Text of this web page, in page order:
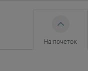
На почеток